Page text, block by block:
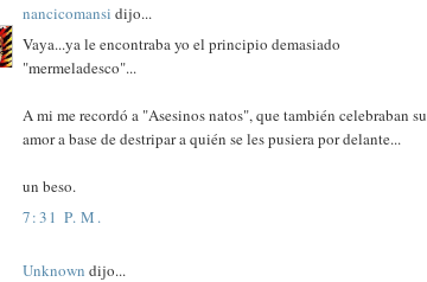
nancicomansi dijo...
Vaya...ya le encontraba yo el principio demasiado
"mermeladesco"...
A mi me recordó a "Asesinos natos", que también celebraban su
amor a base de destripar a quién se les pusiera por delante...
un beso.
7:31 P. M.
Unknown dijo...